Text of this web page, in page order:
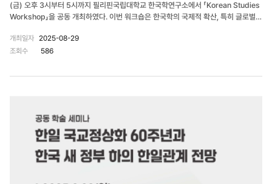
(금) 오후 3시부터 5시까지 필리핀국립대학교 한국학연구소에서 「Korean Studies
Workshop」을 공동 개최하였다. 이번 워크숍은 한국학의 국제적 확산, 특히 글로벌
는 이진영 인하대학교 국제관계연구소장의 개회사로 시작되었다. 이 소장은 필리핀에
서 한류 콘텐츠에 대한 관심과 소비가 꾸준히 증가하고 있는 현실을 언급하며, 한국학
함을 강조하였다. 이어 배경민 필리핀국립대학교 한국학연구소장이 환영사를 통해
이 직면한 현황과 과제를 중심으로 논의가 이어졌다. 한국외국어대학교 김수원 교수와
필리핀국립대학교의 Michelle Palumbarit 교수가 각각 발표를 통해 한국학의 학문
적 발전과 지역적 적용 가능성에 대해 심도 있는 분석을 제시하였다. 이후 토론 시간에
는 이진영 소장과 배경민 소장을 비롯한 필리핀국립대학교 연구자들이 참여하였다. 토
개최일자
2025-08-29
조회수
586